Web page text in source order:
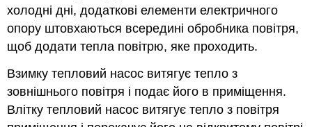
холодні дні, додаткові елементи електричного
опору штовхаються всередині обробника повітря,
щоб додати тепла повітрю, яке проходить.
Взимку тепловий насос витягує тепло з
зовнішнього повітря і подає його в приміщення.
Влітку тепловий насос витягує тепло з повітря